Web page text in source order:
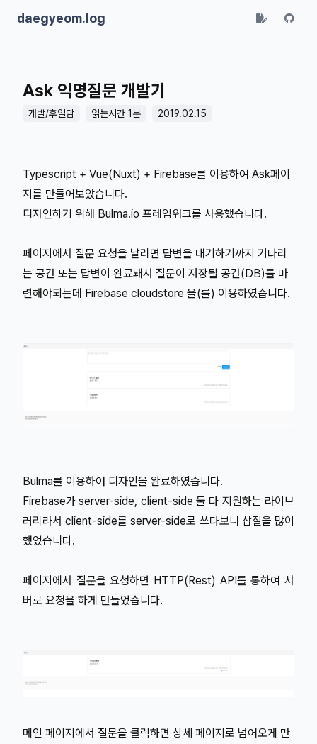
daegyeom.log
Ask 익명질문 개발기
개발/후일담 읽는시간 1분 2019.02.15
Typescript + Vue(Nuxt) + Firebase를 이용하여 Ask페이
지를 만들어보았습니다.
디자인하기 위해 Bulma.io 프레임워크를 사용했습니다.
페이지에서 질문 요청을 날리면 답변을 대기하기까지 기다리
는 공간 또는 답변이 완료돼서 질문이 저장될 공간(DB)를 마
련해야되는데 Firebase cloudstore 을(를) 이용하였습니다.
Bulma를 이용하여 디자인을 완료하였습니다.
Firebase가 server-side, client-side 둘 다 지원하는 라이브
러리라서 client-side를 server-side로 쓰다보니 삽질을 많이
했었습니다.
페이지에서 질문을 요청하면 HTTP(Rest) API를 통하여 서
버로 요청을 하게 만들었습니다.
메인 페이지에서 질문을 클릭하면 상세 페이지로 넘어오게 만